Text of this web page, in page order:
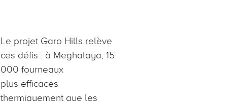
Le projet Garo Hills relève
ces défis : à Meghalaya, 15
000 fourneaux
plus efficaces
thermiquement que les